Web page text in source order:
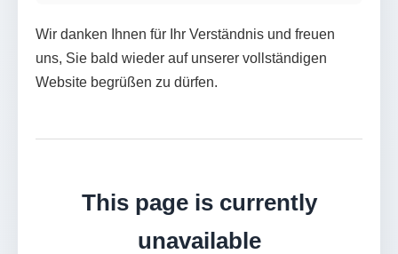
Wir danken Ihnen für Ihr Verständnis und freuen
uns, Sie bald wieder auf unserer vollständigen
Website begrüßen zu dürfen.
This page is currently
unavailable